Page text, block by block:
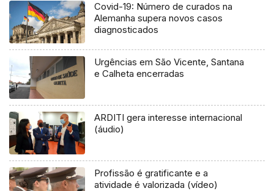
Covid-19: Número de curados na
Alemanha supera novos casos
diagnosticados
Urgências em São Vicente, Santana
e Calheta encerradas
ARDITI gera interesse internacional
(áudio)
Profissão é gratificante e a
atividade é valorizada (vídeo)